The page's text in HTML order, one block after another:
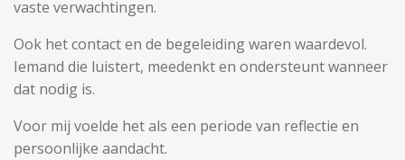
vaste verwachtingen.
Ook het contact en de begeleiding waren waardevol.
Iemand die luistert, meedenkt en ondersteunt wanneer
dat nodig is.
Voor mij voelde het als een periode van reflectie en
persoonlijke aandacht.